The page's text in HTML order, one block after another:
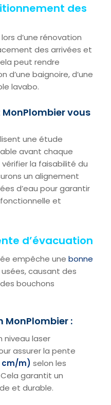
des
d’une rénovation
des arrivées et
peut rendre
d’une baignoire, d’une
lavabo.
vous
une étude
avant chaque
la faisabilité du
un alignement
d’eau pour garantir
et
d’évacuation
empêche une bonne
causant des
bouchons
MonPlombier :
niveau laser
assurer la pente
cm/m) selon les
garantit un
et durable.